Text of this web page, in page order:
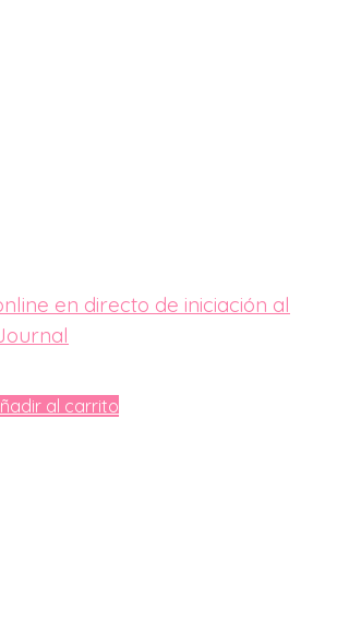
en directo de iniciación al
al carrito